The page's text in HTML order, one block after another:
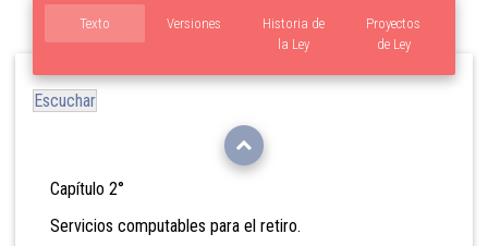
Texto Versiones
Proyectos
de Ley
Historia de
la Ley
Escuchar
Capítulo 2°
Servicios computables para el retiro.